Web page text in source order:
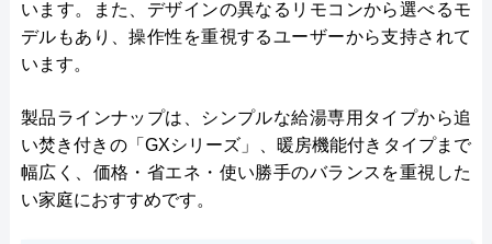
います。また、デザインの異なるリモコンから選べるモ
デルもあり、操作性を重視するユーザーから支持されて
います。
製品ラインナップは、シンプルな給湯専用タイプから追
い焚き付きの「GXシリーズ」、暖房機能付きタイプまで
幅広く、価格・省エネ・使い勝手のバランスを重視した
い家庭におすすめです。